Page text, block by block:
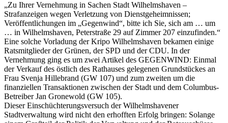
„Zu Ihrer Vernehmung in Sachen Stadt Wilhelmshaven –
Strafanzeigen wegen Verletzung von Dienstgeheimnissen;
Veröffentlichungen im „Gegenwind“, bitte ich Sie, sich am … um
… in Wilhelmshaven, Peterstraße 29 auf Zimmer 207 einzufinden.“
Eine solche Vorladung der Kripo Wilhelmshaven bekamen einige
Ratsmitglieder der Grünen, der SPD und der CDU. In der
Vernehmung ging es um zwei Artikel des GEGENWIND: Einmal
der Verkauf des östlich des Rathauses gelegenen Grundstückes an
Frau Svenja Hillebrand (GW 107) und zum zweiten um die
finanziellen Transaktionen zwischen der Stadt und dem Columbus-
Betreiber Jan Gronewold (GW 105).
Dieser Einschüchterungsversuch der Wilhelmshavener
Stadtverwaltung wird nicht den erhofften Erfolg bringen: Solange